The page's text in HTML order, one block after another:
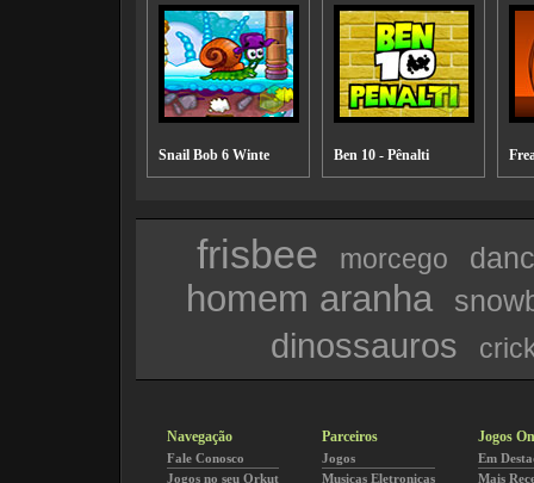
Snail Bob 6 Winte Ben 10 - Pênalti
frisbee morcego
homem aranha
dinossauros
Navegação
Fale Conosco
Jogos no seu Orkut
Parceiros
Jogos
Musicas Eletronicas
Jogos
Em
Mais